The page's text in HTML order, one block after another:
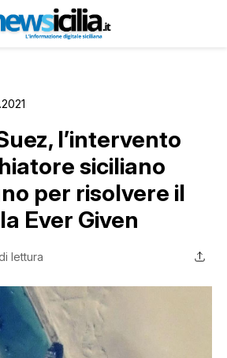
l’intervento
siciliano
per risolvere il
Ever Given
lettura